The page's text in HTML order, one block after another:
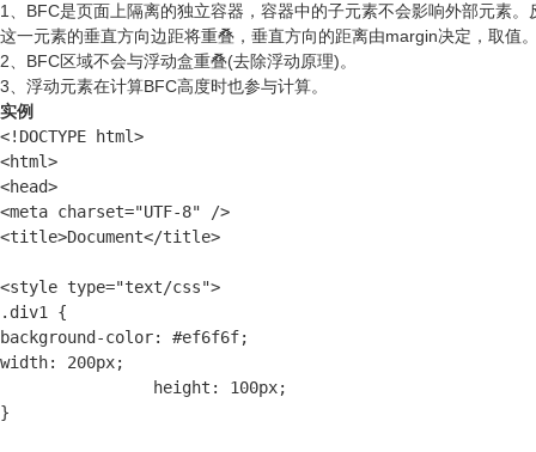
1、BFC是页面上隔离的独立容器，容器中的子元素不会影响外部元素。
这一元素的垂直方向边距将重叠，垂直方向的距离由margin决定，取值
2、BFC区域不会与浮动盒重叠(去除浮动原理)。
3、浮动元素在计算BFC高度时也参与计算。
实例
<!DOCTYPE html>
<html>
<head>
<meta charset="UTF-8" />
<title>Document</title>
<style type="text/css">
.div1 {
background-color: #ef6f6f;
width: 200px;
height: 100px;
}